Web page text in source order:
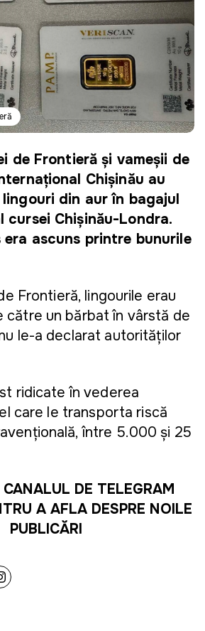
de Frontieră și vameșii de
Chișinău au
din aur în bagajul
cursei Chișinău-Londra.
ascuns printre bunurile
Frontieră, lingourile erau
un bărbat în vârstă de
le-a declarat autorităților
ridicate în vederea
care le transporta riscă
între 5.000 și 25
DE TELEGRAM
A AFLA DESPRE NOILE
PUBLICĂRI